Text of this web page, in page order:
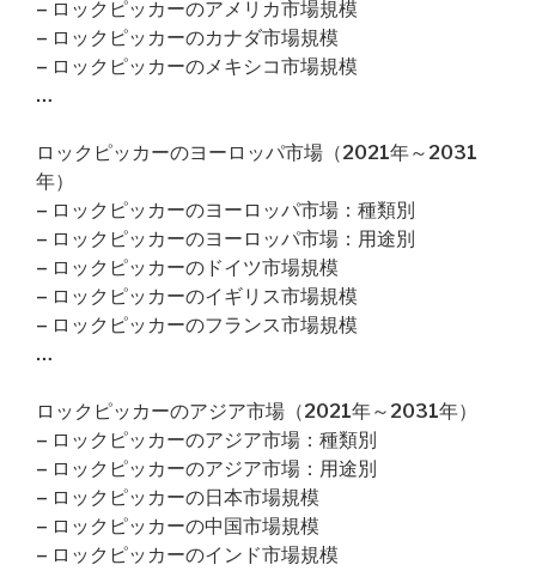
– ロックピッカーのアメリカ市場規模
– ロックピッカーのカナダ市場規模
– ロックピッカーのメキシコ市場規模
…
ロックピッカーのヨーロッパ市場（2021年～2031
年）
– ロックピッカーのヨーロッパ市場：種類別
– ロックピッカーのヨーロッパ市場：用途別
– ロックピッカーのドイツ市場規模
– ロックピッカーのイギリス市場規模
– ロックピッカーのフランス市場規模
…
ロックピッカーのアジア市場（2021年～2031年）
– ロックピッカーのアジア市場：種類別
– ロックピッカーのアジア市場：用途別
– ロックピッカーの日本市場規模
– ロックピッカーの中国市場規模
– ロックピッカーのインド市場規模